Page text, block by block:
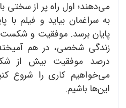
می‌دهند؛ اول راه پر از سختی
به سراغمان بیاید و فیلم با
پایان برسد. موفقیت و
زندگی شخصی، در هم
درصد موفقیت بیش از
می‌خواهیم کاری را شروع
این‌ها باشیم.